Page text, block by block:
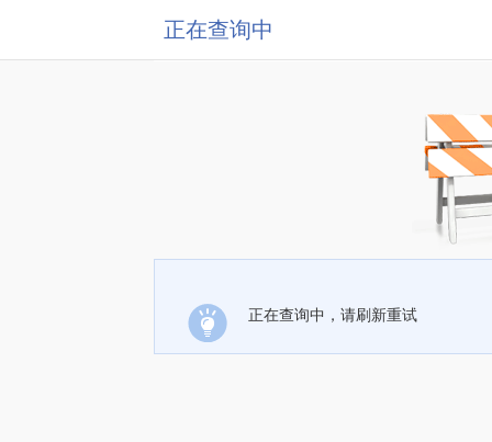
正在查询中
正在查询中，请刷新重试